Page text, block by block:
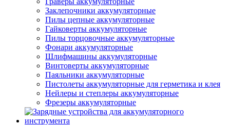
Заклепочники аккумуляторные
Пилы цепные аккумуляторные
Гайковерты аккумуляторные
Пилы торцовочные аккумуляторные
Фонари аккумуляторные
Шлифмашины аккумуляторные
Винтоверты аккумуляторные
Паяльники аккумуляторные
Пистолеты аккумуляторные для герметика и клея
Нейлеры и степлеры аккумуляторные
Фрезеры аккумуляторные